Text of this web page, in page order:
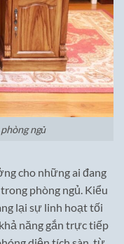
ngủ
cho những ai đang
phòng ngủ. Kiểu
lại sự linh hoạt tối
năng gắn trực tiếp